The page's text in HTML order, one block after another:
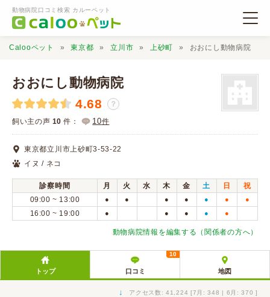
動物病院口コミ検索 カルーペット
動物病院検索
口コミ検索
Calooペットとは？
Calooペット 東京都 立川市 上砂町 おおにし動物病院
おおにし動物病院
4.68 ？
飼い主の声 10 件： 10件
東京都立川市上砂町3-53-22
イヌ / ネコ
診察時間 月 火 水 木 金 土 日
祝
09:00 ~ 13:00
● ● ● ● ● ● ●
16:00 ~ 19:00 ● ● ● ● ●
動物病院情報を編集する（関係者の方へ）
トップ 口コミ
10
地図
↓ アクセス数: 41,224 [7月: 348 | 6月: 370 ]